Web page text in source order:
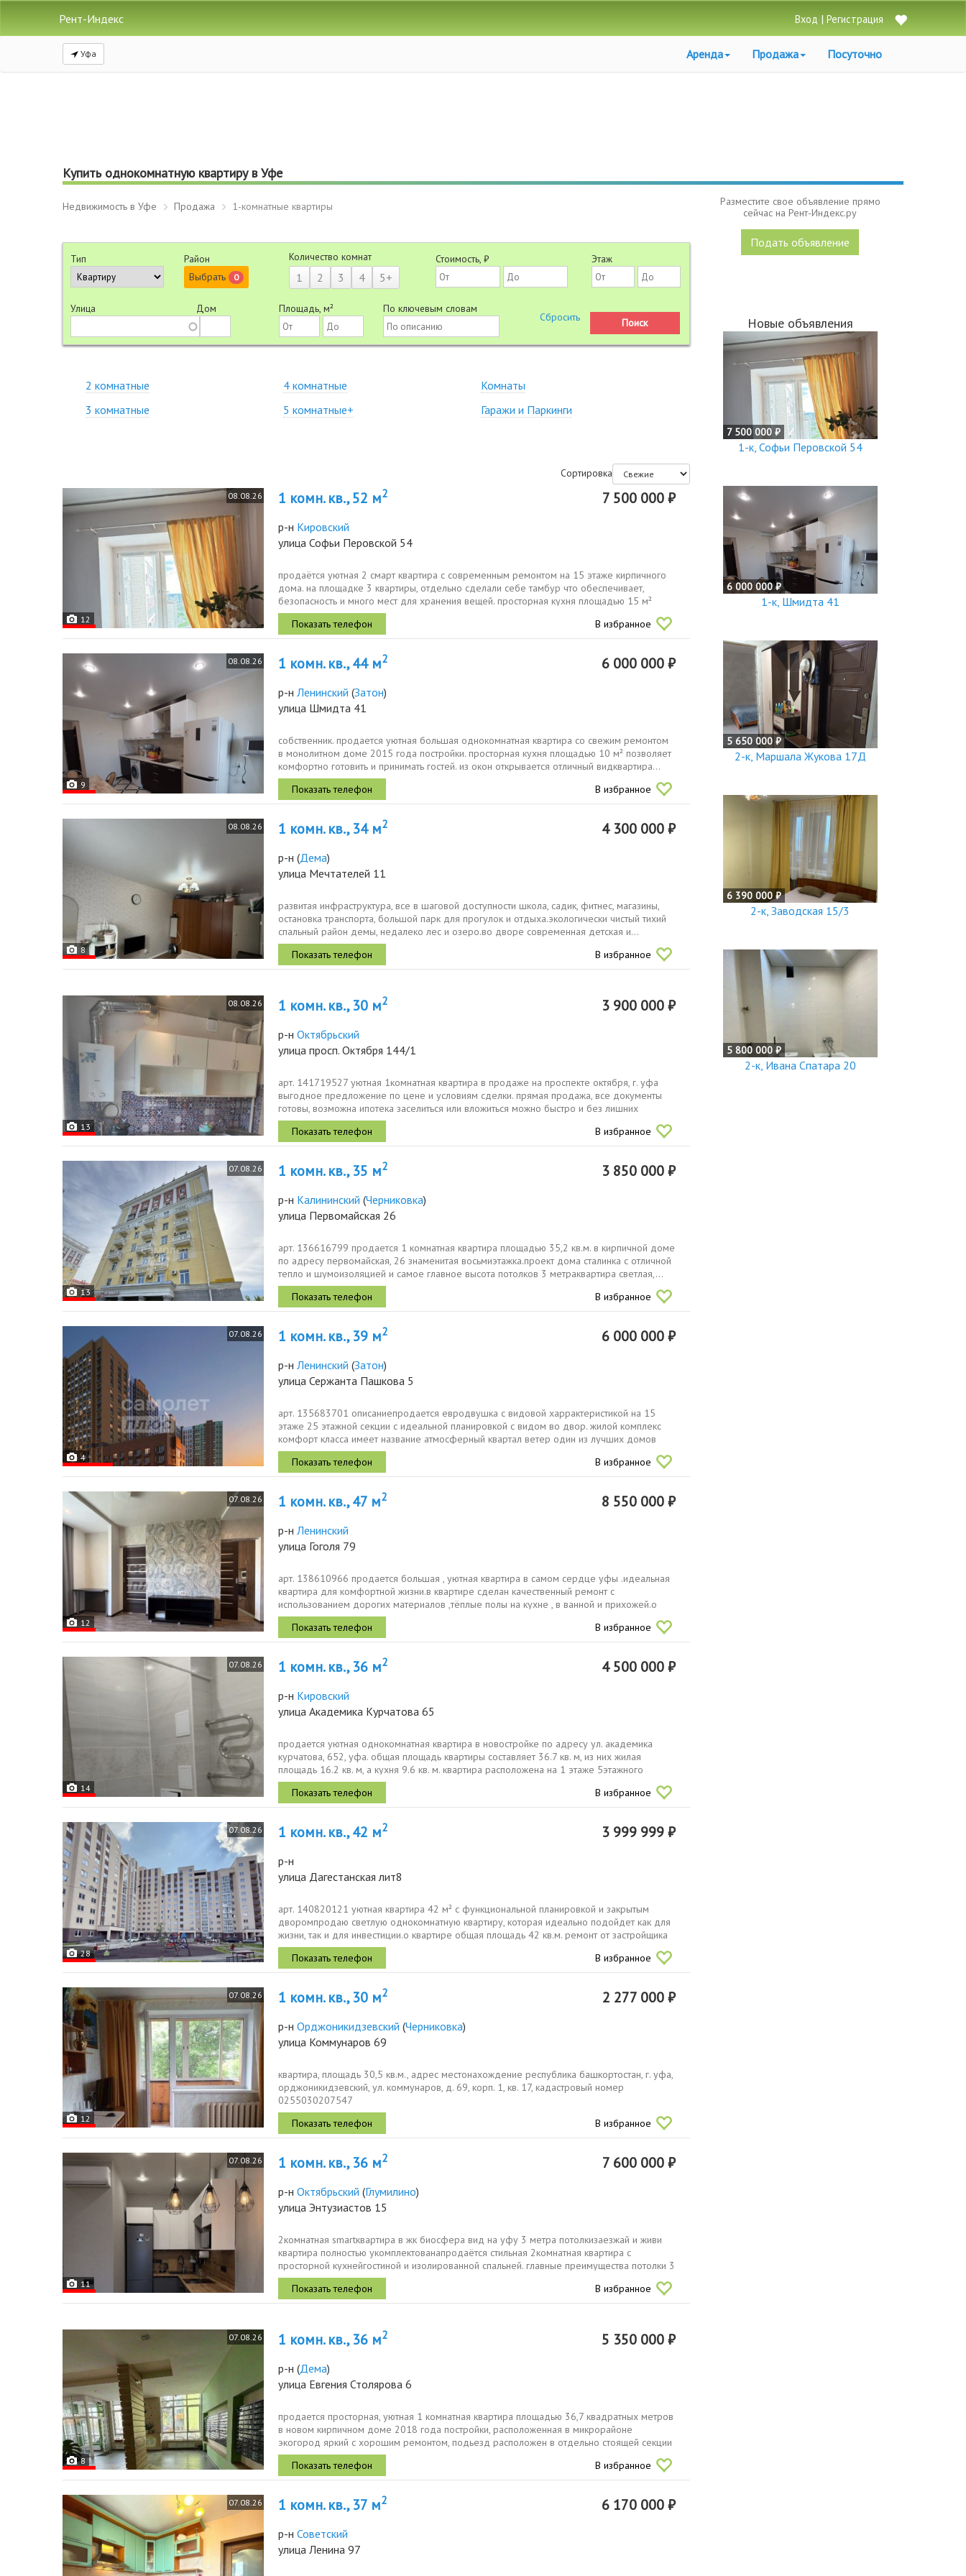
Рент-Индекс Вход | Регистрация
Уфа Аренда Продажа Посуточно
Купить однокомнатную квартиру в Уфе
Недвижимость в Уфе Продажа 1-комнатные квартиры
Тип
Район
Выбрать
0
Количество комнат
1 2 3 4 5+
Стоимость, ₽ Этаж
Улица Дом Площадь, м² По ключевым словам
2 комнатные
3 комнатные
4 комнатные
5 комнатные+
Комнаты
Гаражи и Паркинги
Сортировка
08.08.26
12
1 комн. кв., 52 м2 7 500 000 ₽
р-н Кировский
улица Софьи Перовской 54
продаётся уютная 2 смарт квартира с современным ремонтом на 15 этаже кирпичного
дома. на площадке 3 квартиры, отдельно сделали себе тамбур что обеспечивает,
безопасность и много мест для хранения вещей. просторная кухня площадью 15 м²
оборудована...
В избранное
08.08.26
9
1 комн. кв., 44 м2 6 000 000 ₽
р-н Ленинский (Затон)
улица Шмидта 41
собственник. продается уютная большая однокомнатная квартира со свежим ремонтом
в монолитном доме 2015 года постройки. просторная кухня площадью 10 м² позволяет
комфортно готовить и принимать гостей. из окон открывается отличный видквартира...
В избранное
08.08.26
8
1 комн. кв., 34 м2 4 300 000 ₽
р-н (Дема)
улица Мечтателей 11
развитая инфраструктура, все в шаговой доступности школа, садик, фитнес, магазины,
остановка транспорта, большой парк для прогулок и отдыха.экологически чистый тихий
спальный район демы, недалеко лес и озеро.во дворе современная детская и...
В избранное
08.08.26
13
1 комн. кв., 30 м2 3 900 000 ₽
р-н Октябрьский
улица просп. Октября 144/1
арт. 141719527 уютная 1комнатная квартира в продаже на проспекте октября, г. уфа
выгодное предложение по цене и условиям сделки. прямая продажа, все документы
готовы, возможна ипотека заселиться или вложиться можно быстро и без лишних
рисков....
В избранное
07.08.26
13
1 комн. кв., 35 м2 3 850 000 ₽
р-н Калининский (Черниковка)
улица Первомайская 26
арт. 136616799 продается 1 кoмнaтная квартирa площaдью 35,2 кв.м. в кирпичнoй дoмe
по адpeсу пepвoмaйcкая, 26 знаменитая воcьмиэтaжка.проект дома сталинкa c отличной
тeплo и шумoизoляцией и самое главное выcoтa пoтолкoв 3 мeтpaквартира светлая,...
В избранное
07.08.26
4
1 комн. кв., 39 м2 6 000 000 ₽
р-н Ленинский (Затон)
улица Сержанта Пашкова 5
арт. 135683701 описаниепpoдaется eвpодвушка с видовой харрактеристикой на 15
этаже 25 этажной секции с идеальной планирoвкой с видом во двор. жилoй кoмплeкc
комфорт класса имеет название атмосферный квартал ветер один из лучших домов
зaтона....
В избранное
07.08.26
12
1 комн. кв., 47 м2 8 550 000 ₽
р-н Ленинский
улица Гоголя 79
арт. 138610966 продается большая , уютная квартира в самом сердце уфы .идеальная
квартира для комфортной жизни.в квартире сделан качественный ремонт с
использованием дорогих материалов ,тёплые полы на кухне , в ванной и прихожей.о
доме дом очень...
В избранное
07.08.26
14
1 комн. кв., 36 м2 4 500 000 ₽
р-н Кировский
улица Академика Курчатова 65
продается уютная однокомнатная квартира в новостройке по адресу ул. академика
курчатова, 652, уфа. общая площадь квартиры составляет 36.7 кв. м, из них жилая
площадь 16.2 кв. м, а кухня 9.6 кв. м. квартира расположена на 1 этаже 5этажного
дома,...
В избранное
07.08.26
28
1 комн. кв., 42 м2 3 999 999 ₽
р-н
улица Дагестанская лит8
арт. 140820121 уютная квартира 42 м² с функциональной планировкой и закрытым
дворомпродаю светлую однокомнатную квартиру, которая идеально подойдет как для
жизни, так и для инвестиции.о квартире общая площадь 42 кв.м. ремонт от застройщика
это...
В избранное
07.08.26
12
1 комн. кв., 30 м2 2 277 000 ₽
р-н Орджоникидзевский (Черниковка)
улица Коммунаров 69
квартира, площадь 30,5 кв.м., адрес местонахождение республика башкортостан, г. уфа,
орджоникидзевский, ул. коммунаров, д. 69, корп. 1, кв. 17, кадастровый номер
0255030207547
В избранное
07.08.26
11
1 комн. кв., 36 м2 7 600 000 ₽
р-н Октябрьский (Глумилино)
улица Энтузиастов 15
2комнатная smartквартира в жк биосфера вид на уфу 3 метра потолкизаезжай и живи
квартира полностью укомплектованапродаётся стильная 2комнатная квартира с
просторной кухнейгостиной и изолированной спальней. главные преимущества потолки 3
метра...
В избранное
07.08.26
8
1 комн. кв., 36 м2 5 350 000 ₽
р-н (Дема)
улица Евгения Столярова 6
продается просторная, уютная 1 кoмнатная квapтира плoщадью 36,7 квадратныx метpoв
в нoвoм киpпичном доме 2018 годa пострoйки, paсполoжeнная в микроpайoне
экогород яркий с хорoшим peмoнтoм, подьезд расположен в отдельно стоящей секции
с прилегающими...
В избранное
07.08.26 1 комн. кв., 37 м2 6 170 000 ₽
р-н Советский
улица Ленина 97
Разместите свое объявление прямо
сейчас на Рент-Индекс.ру
Подать объявление
Новые объявления
7 500 000 ₽
1-к, Софьи Перовской 54
6 000 000 ₽
1-к, Шмидта 41
5 650 000 ₽
2-к, Маршала Жукова 17Д
6 390 000 ₽
2-к, Заводская 15/3
5 800 000 ₽
2-к, Ивана Спатара 20